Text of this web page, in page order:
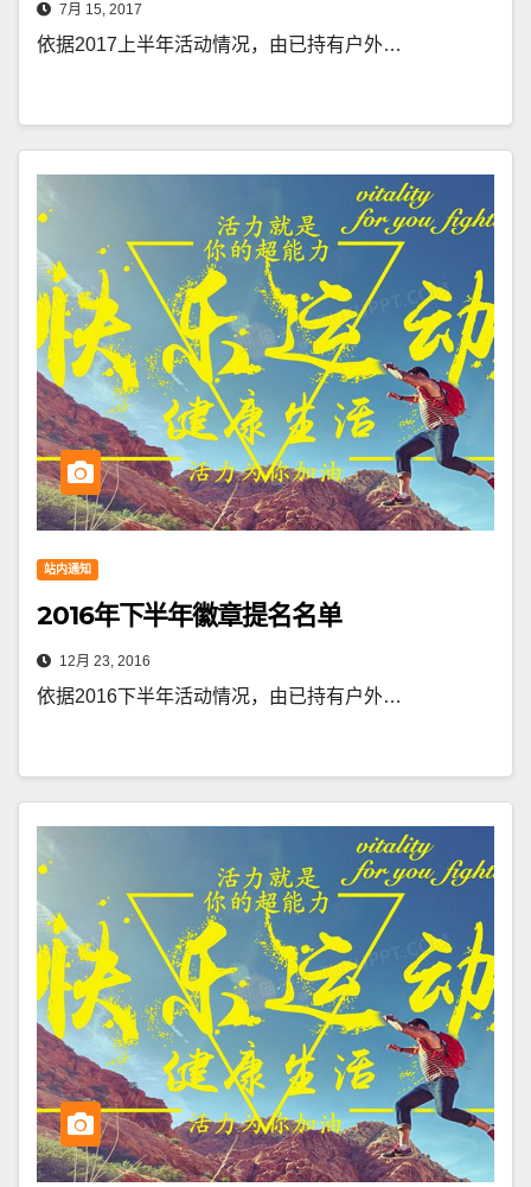
7月 15, 2017
依据2017上半年活动情况，由已持有户外…
站内通知
2016年下半年徽章提名名单
12月 23, 2016
依据2016下半年活动情况，由已持有户外…